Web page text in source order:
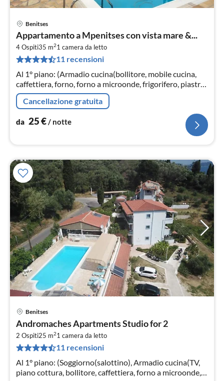
Benitses
Appartamento a Mpenitses con vista mare &...
4 Ospiti35 m21 camera da letto
11 recensioni
Al 1° piano: (Armadio cucina(bollitore, mobile cucina,
caffettiera, forno, forno a microonde, frigorifero, piastre
elettriche, piastre elettriche)
Cancellazione gratuita
da 25€/ notte
Benitses
Andromaches Apartments Studio for 2
2 Ospiti25 m21 camera da letto
11 recensioni
Al 1° piano: (Soggiorno(salottino), Armadio cucina(TV,
piano cottura, bollitore, caffettiera, forno a microonde,